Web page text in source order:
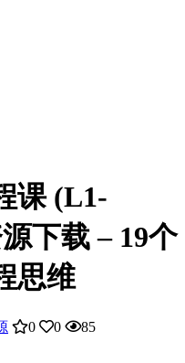
课 (L1-
下载 – 19个
思维
0 0 85